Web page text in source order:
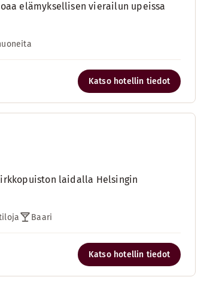
elämyksellisen vierailun upeissa
Katso hotellin tiedot
laidalla Helsingin
Baari
Katso hotellin tiedot